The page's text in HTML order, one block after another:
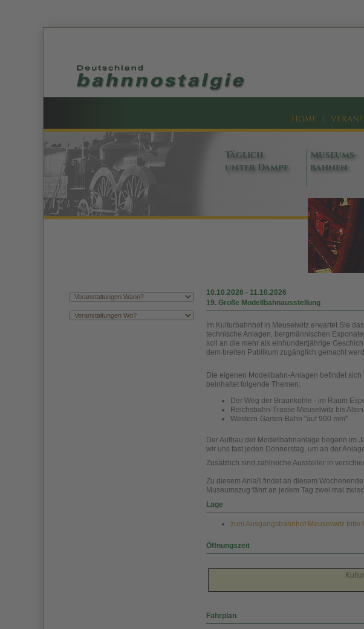
HOME |
Täglich
unter Dampf
Museums-
bahnen
10.10.2026 - 11.10.2026
19. Große Modellbahnausstellung
Im Kulturbahnhof in Meuselwitz erwartet Sie
technische Anlagen, bergmännischen
soll an die mehr als einhundertjährige
dem breiten Publikum zugänglich gemacht
Die eigenen Modellbahn-Anlagen befindet
beinhaltet folgende Themen:
Der Weg der Braunkohle - im Raum
Reichsbahn-Trasse Meuselwitz bis
Western-Garten-Bahn "auf 900 mm"
Der Aufbau der Modellbahnanlage begann im
wir uns fast jeden Donnerstag, um an der
Zusätzlich sind zahlreiche Aussteller in
Zu diesem Anlaß findet an diesem
Museumszug fährt an jedem Tag zwei mal
Lage
zum Ausgangsbahnhof Meuselwitz bitte
Öffnungszeit
Fahrplan